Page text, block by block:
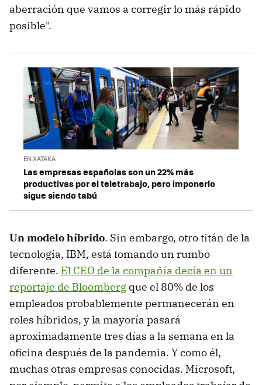
aberración que vamos a corregir lo más rápido
posible".
EN XATAKA
Las empresas españolas son un 22% más
productivas por el teletrabajo, pero imponerlo
sigue siendo tabú
Un modelo híbrido. Sin embargo, otro titán de la
tecnología, IBM, está tomando un rumbo
diferente. El CEO de la compañía decía en un
reportaje de Bloomberg que el 80% de los
empleados probablemente permanecerán en
roles híbridos, y la mayoría pasará
aproximadamente tres días a la semana en la
oficina después de la pandemia. Y como él,
muchas otras empresas conocidas. Microsoft,